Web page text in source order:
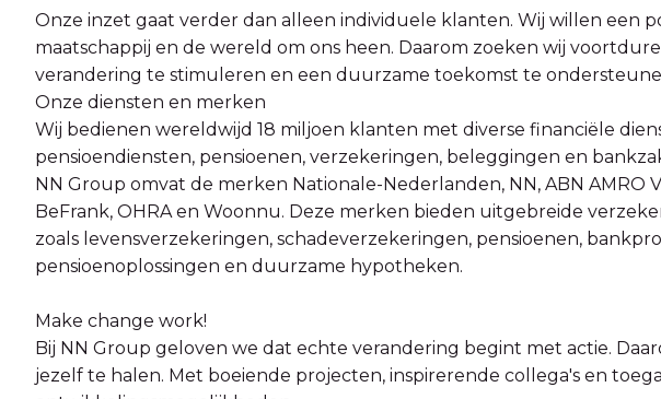
Onze inzet gaat verder dan alleen individuele klanten. Wij willen een
maatschappij en de wereld om ons heen. Daarom zoeken wij
verandering te stimuleren en een duurzame toekomst te
Onze diensten en merken
Wij bedienen wereldwijd 18 miljoen klanten met diverse financiële
pensioendiensten, pensioenen, verzekeringen, beleggingen en
NN Group omvat de merken Nationale-Nederlanden, NN, ABN AMRO
BeFrank, OHRA en Woonnu. Deze merken bieden uitgebreide
zoals levensverzekeringen, schadeverzekeringen, pensioenen,
pensioenoplossingen en duurzame hypotheken.
Make change work!
Bij NN Group geloven we dat echte verandering begint met actie.
jezelf te halen. Met boeiende projecten, inspirerende collega's en